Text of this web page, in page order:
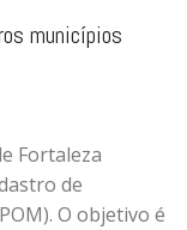
municípios
Fortaleza
de
O objetivo é